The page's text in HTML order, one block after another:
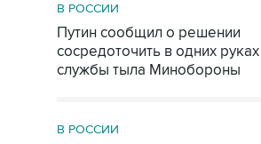
В РОССИИ
Путин сообщил о решении
сосредоточить в одних
службы тыла Минобороны
В РОССИИ